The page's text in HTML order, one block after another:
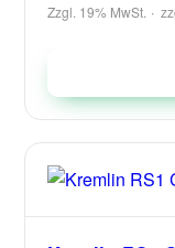
Zzgl. 19% MwSt.